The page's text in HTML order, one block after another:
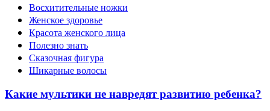
Восхитительные ножки
Женское здоровье
Красота женского лица
Полезно знать
Сказочная фигура
Шикарные волосы
Какие мультики не навредят развитию ребенка?